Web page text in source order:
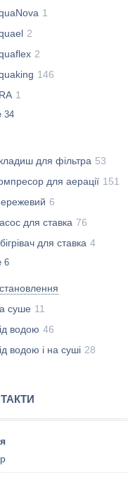
1
2
2
146
1
34
для фільтра 53
для аерації 151
6
для ставка 76
для ставка 4
6
суше 11
водою 46
водою і на суші 28